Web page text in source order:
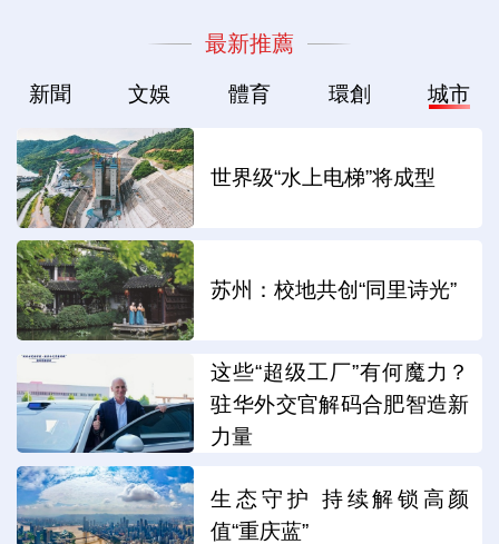
最新推薦
新聞 文娛 體育 環創 城市
世界级“水上电梯”将成型
苏州：校地共创“同里诗光”
这些“超级工厂”有何魔力？
驻华外交官解码合肥智造新
力量
生态守护 持续解锁高颜
值“重庆蓝”